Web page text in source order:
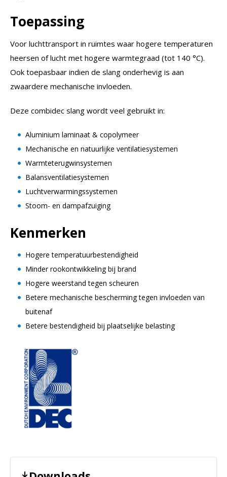
Toepassing
Voor luchttransport in ruimtes waar hogere temperaturen
heersen of lucht met hogere warmtegraad (tot 140 °C).
Ook toepasbaar indien de slang onderhevig is aan
zwaardere mechanische invloeden.
Deze combidec slang wordt veel gebruikt in:
Aluminium laminaat & copolymeer
Mechanische en natuurlijke ventilatiesystemen
Warmteterugwinsystemen
Balansventilatiesystemen
Luchtverwarmingssystemen
Stoom- en dampafzuiging
Kenmerken
Hogere temperatuurbestendigheid
Minder rookontwikkeling bij brand
Hogere weerstand tegen scheuren
Betere mechanische bescherming tegen invloeden van
buitenaf
Betere bestendigheid bij plaatselijke belasting